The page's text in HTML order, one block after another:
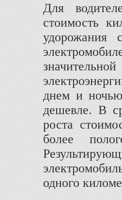
Для
стоимость
удорожания
днем и
дешевле. В
роста
более
одного